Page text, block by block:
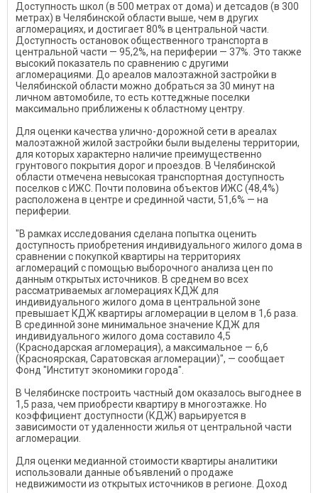
Доступность школ (в 500 метрах от дома) и детсадов (в 300
метрах) в Челябинской области выше, чем в других
агломерациях, и достигает 80% в центральной части.
Доступность остановок общественного транспорта в
центральной части — 95,2%, на периферии — 37%. Это также
высокий показатель по сравнению с другими
агломерациями. До ареалов малоэтажной застройки в
Челябинской области можно добраться за 30 минут на
личном автомобиле, то есть коттеджные поселки
максимально приближены к областному центру.
Для оценки качества улично-дорожной сети в ареалах
малоэтажной жилой застройки были выделены территории,
для которых характерно наличие преимущественно
грунтового покрытия дорог и проездов. В Челябинской
области отмечена невысокая транспортная доступность
поселков с ИЖС. Почти половина объектов ИЖС (48,4%)
расположена в центре и срединной части, 51,6% — на
периферии.
"В рамках исследования сделана попытка оценить
доступность приобретения индивидуального жилого дома в
сравнении с покупкой квартиры на территориях
агломераций с помощью выборочного анализа цен по
данным открытых источников. В среднем во всех
рассматриваемых агломерациях КДЖ для
индивидуального жилого дома в центральной зоне
превышает КДЖ квартиры агломерации в целом в 1,6 раза.
В срединной зоне минимальное значение КДЖ для
индивидуального жилого дома составило 4,5
(Краснодарская агломерация), а максимальное — 6,6
(Красноярская, Саратовская агломерации)", — сообщает
Фонд "Институт экономики города".
В Челябинске построить частный дом оказалось выгоднее в
1,5 раза, чем приобрести квартиру в многоэтажке. Но
коэффициент доступности (КДЖ) варьируется в
зависимости от удаленности жилья от центральной части
агломерации.
Для оценки медианной стоимости квартиры аналитики
использовали данные объявлений о продаже
недвижимости из открытых источников в регионе. Доход